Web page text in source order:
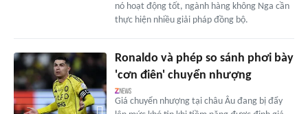
nó hoạt động tốt, ngành hàng không Nga cần
thực hiện nhiều giải pháp đồng bộ.
Ronaldo và phép so sánh phơi bày
'cơn điên' chuyển nhượng
Giá chuyển nhượng tại châu Âu đang bị đẩy